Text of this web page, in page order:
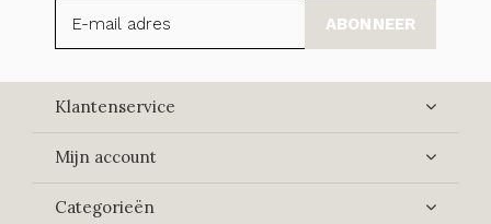
ABONNEER
Klantenservice
Mijn account
Categorieën